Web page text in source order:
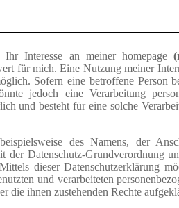
Interesse an meiner homepage
für mich. Eine Nutzung meiner
Sofern eine betroffene Person
jedoch eine Verarbeitung
und besteht für eine solche
des Namens, der
der Datenschutz-Grundverordnung
Mittels dieser
und verarbeiteten
die ihnen zustehenden Rechte